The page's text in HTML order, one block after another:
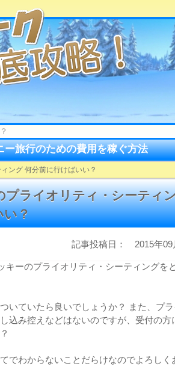
ー旅行のための費用を稼ぐ方法
ング 何分前に行けばいい？
プライオリティ・シーティ
い？
記事投稿日： 2015年09
キーのプライオリティ・シーティングを
いていたら良いでしょうか？ また、プラ
込み控えなどはないのですが、受付の方
でわからないことだらけなのでよろしく